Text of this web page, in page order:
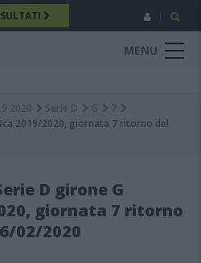
MENU
2020 Serie D G
7
2019/2020, giornata 7 ritorno del
D girone G
giornata 7 ritorno
02/2020